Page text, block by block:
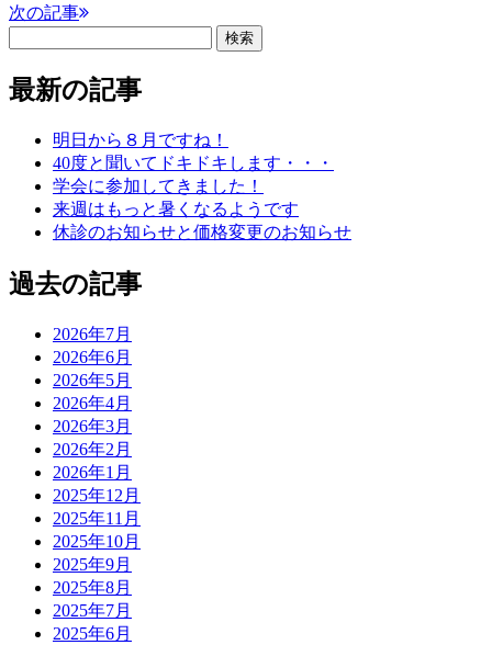
次の記事
最新の記事
明日から８月ですね！
40度と聞いてドキドキします・・・
学会に参加してきました！
来週はもっと暑くなるようです
休診のお知らせと価格変更のお知らせ
過去の記事
2026年7月
2026年6月
2026年5月
2026年4月
2026年3月
2026年2月
2026年1月
2025年12月
2025年11月
2025年10月
2025年9月
2025年8月
2025年7月
2025年6月